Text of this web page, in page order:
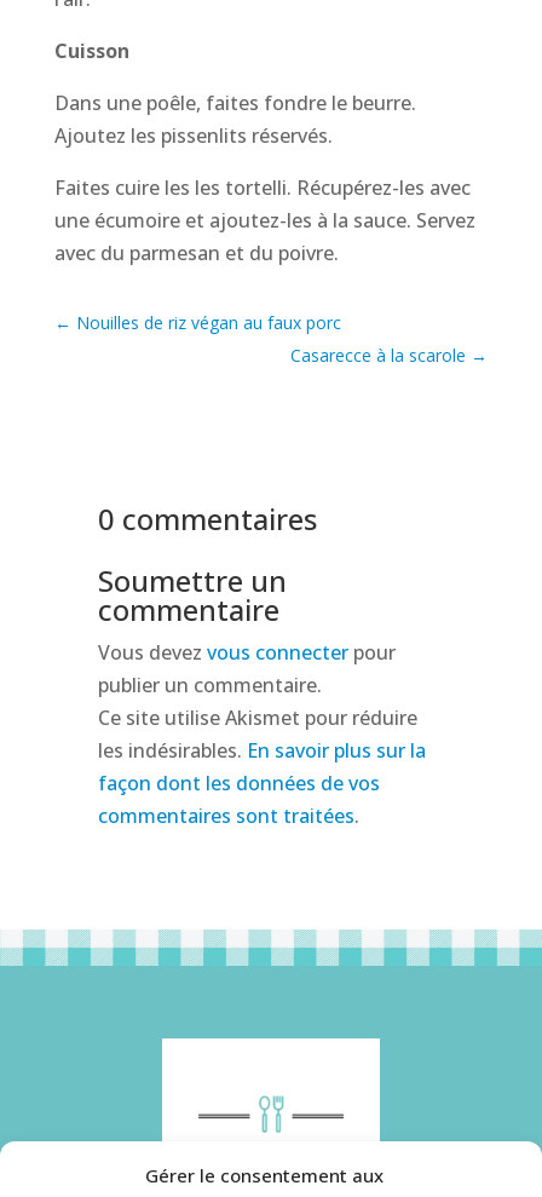
Gérer le consentement aux
Cuisson
Dans une poêle, faites fondre le beurre.
Ajoutez les pissenlits réservés.
Faites cuire les les tortelli. Récupérez-les avec
une écumoire et ajoutez-les à la sauce. Servez
avec du parmesan et du poivre.
← Nouilles de riz végan au faux porc
Casarecce à la scarole →
0 commentaires
Soumettre un
commentaire
Vous devez vous connecterpour
publier un commentaire.
Ce site utilise Akismet pour réduire
les indésirables. En savoir plus sur la
façon dont les données de vos
commentaires sont traitées.